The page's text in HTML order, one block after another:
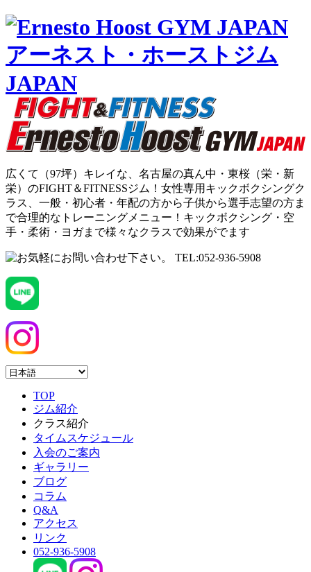
広くて（97坪）キレイな、名古屋の真ん中・東桜（栄・新
栄）のFIGHT＆FITNESSジム！女性専用キックボクシングク
ラス、一般・初心者・年配の方から子供から選手志望の方ま
で合理的なトレーニングメニュー！キックボクシング・空
手・柔術・ヨガまで様々なクラスで効果がでます
TOP
ジム紹介
クラス紹介
タイムスケジュール
入会のご案内
ギャラリー
ブログ
コラム
Q&A
アクセス
リンク
052-936-5908